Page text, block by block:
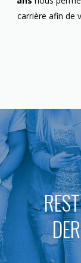
carrière afin de